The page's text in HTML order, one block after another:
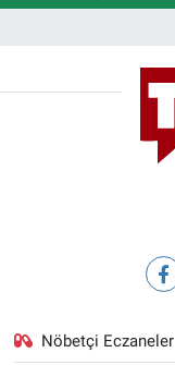
Nöbetçi Eczaneler